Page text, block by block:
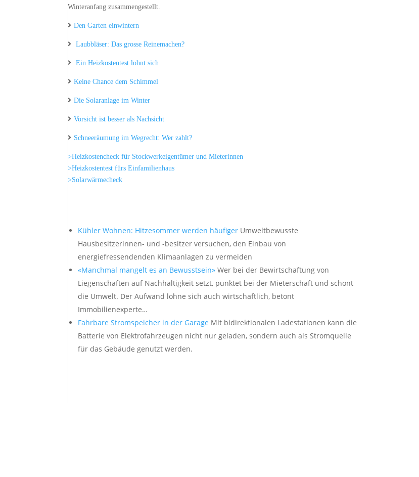
Winteranfang zusammengestellt.
Den Garten einwintern
Laubbläser: Das grosse Reinemachen?
Ein Heizkostentest lohnt sich
Keine Chance dem Schimmel
Die Solaranlage im Winter
Vorsicht ist besser als Nachsicht
Schneeräumung im Wegrecht: Wer zahlt?
>Heizkostencheck für Stockwerkeigentümer und Mieterinnen
>Heizkostentest fürs Einfamilienhaus
>Solarwärmecheck
Kühler Wohnen: Hitzesommer werden häufiger Umweltbewusste
Hausbesitzerinnen- und -besitzer versuchen, den Einbau von
energiefressendenden Klimaanlagen zu vermeiden
«Manchmal mangelt es an Bewusstsein» Wer bei der Bewirtschaftung von
Liegenschaften auf Nachhaltigkeit setzt, punktet bei der Mieterschaft und schont
die Umwelt. Der Aufwand lohne sich auch wirtschaftlich, betont
Immobilienexperte…
Fahrbare Stromspeicher in der Garage Mit bidirektionalen Ladestationen kann die
Batterie von Elektrofahrzeugen nicht nur geladen, sondern auch als Stromquelle
für das Gebäude genutzt werden.